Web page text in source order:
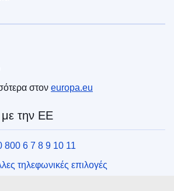
στον europa.eu
με την ΕΕ
800 6 7 8 9 10 11
τηλεφωνικές επιλογές